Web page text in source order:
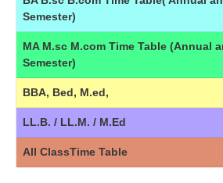
Semester)
MA M.sc M.com Time Table (Annual
Semester)
BBA, Bed, M.ed,
LL.B. / LL.M. / M.Ed
All ClassTime Table